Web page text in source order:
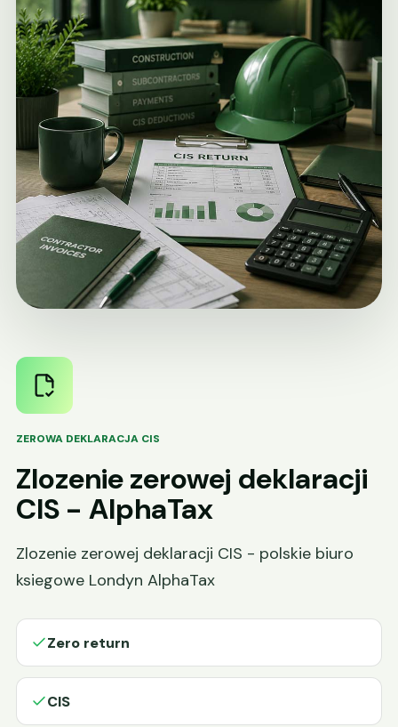
ZEROWA DEKLARACJA CIS
Zlozenie zerowej deklaracji
CIS - AlphaTax
Zlozenie zerowej deklaracji CIS - polskie biuro
ksiegowe Londyn AlphaTax
Zero return
CIS